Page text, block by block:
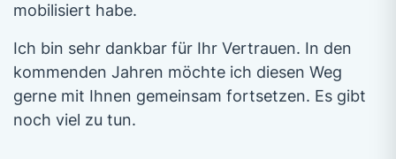
mobilisiert habe.
Ich bin sehr dankbar für Ihr Vertrauen. In den
kommenden Jahren möchte ich diesen Weg
gerne mit Ihnen gemeinsam fortsetzen. Es gibt
noch viel zu tun.